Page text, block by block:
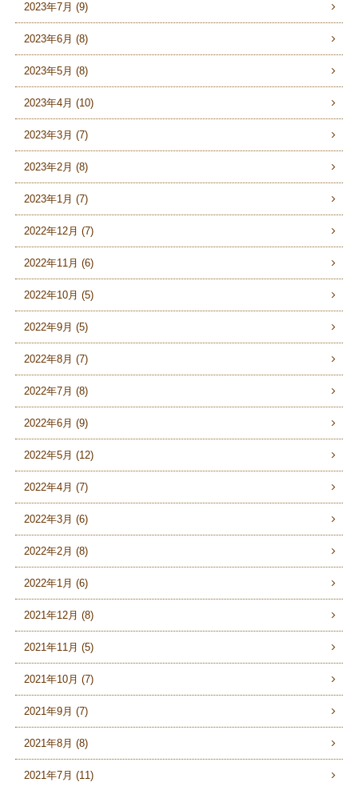
2023年7月 (9)
2023年6月 (8)
2023年5月 (8)
2023年4月 (10)
2023年3月 (7)
2023年2月 (8)
2023年1月 (7)
2022年12月 (7)
2022年11月 (6)
2022年10月 (5)
2022年9月 (5)
2022年8月 (7)
2022年7月 (8)
2022年6月 (9)
2022年5月 (12)
2022年4月 (7)
2022年3月 (6)
2022年2月 (8)
2022年1月 (6)
2021年12月 (8)
2021年11月 (5)
2021年10月 (7)
2021年9月 (7)
2021年8月 (8)
2021年7月 (11)